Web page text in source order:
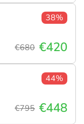
38%
€680 €420
44%
€795 €448